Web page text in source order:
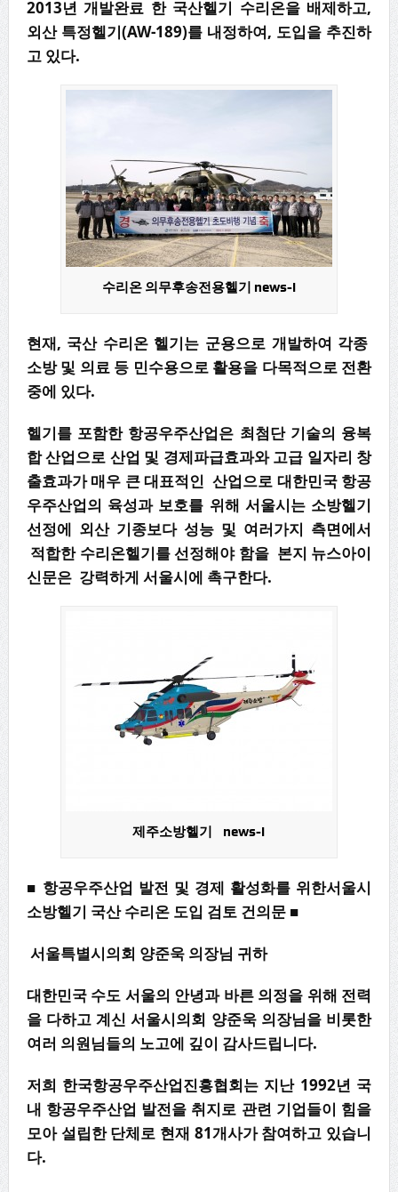
2013년 개발완료 한 국산헬기 수리온을 배제하고,
외산 특정헬기(AW-189)를 내정하여, 도입을 추진하
고 있다.
수리온 의무후송전용헬기 news-i
현재, 국산 수리온 헬기는 군용으로 개발하여 각종
소방 및 의료 등 민수용으로 활용을 다목적으로 전환
중에 있다.
헬기를 포함한 항공우주산업은 최첨단 기술의 융복
합 산업으로 산업 및 경제파급효과와 고급 일자리 창
출효과가 매우 큰 대표적인 산업으로 대한민국 항공
우주산업의 육성과 보호를 위해 서울시는 소방헬기
선정에 외산 기종보다 성능 및 여러가지 측면에서
적합한 수리온헬기를 선정해야 함을 본지 뉴스아이
신문은 강력하게 서울시에 촉구한다.
제주소방헬기 news-i
■ 항공우주산업 발전 및 경제 활성화를 위한서울시
소방헬기 국산 수리온 도입 검토 건의문 ■
서울특별시의회 양준욱 의장님 귀하
대한민국 수도 서울의 안녕과 바른 의정을 위해 전력
을 다하고 계신 서울시의회 양준욱 의장님을 비롯한
여러 의원님들의 노고에 깊이 감사드립니다.
저희 한국항공우주산업진흥협회는 지난 1992년 국
내 항공우주산업 발전을 취지로 관련 기업들이 힘을
모아 설립한 단체로 현재 81개사가 참여하고 있습니
다.